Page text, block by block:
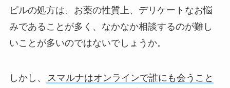
ピルの処方は、お薬の性質上、デリケートなお悩
みであることが多く、なかなか相談するのが難し
いことが多いのではないでしょうか。
しかし、
スマルナはオンラインで誰にも会うこと